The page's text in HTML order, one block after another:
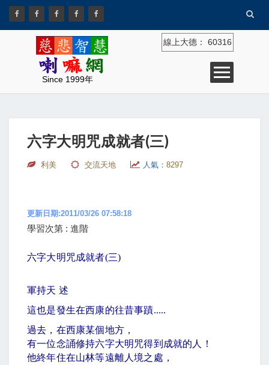
Since 1999年
線上大德： 60316
六字大明咒成就者(三)
利美 交流天地 人氣： 8297
更新日期:2011/03/26 07:58:18
學習次第 : 進階
六字大明咒成就者(三)
軍持天 述
這也是發生在西康的往昔事蹟.....
過去，在西康某個地方，
有一位念誦修持六字大明咒得到成就的人！
他終年住在山林等遠離人境之處，